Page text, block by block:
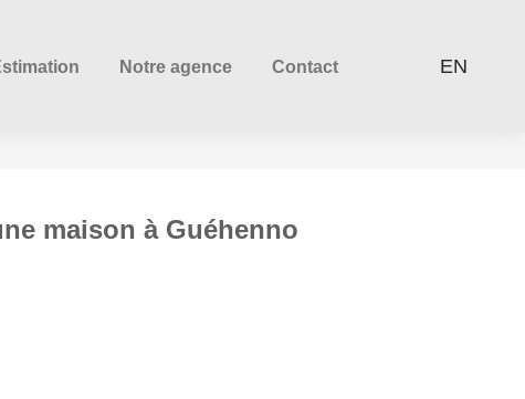
Notre agence Contact EN
maison à Guéhenno